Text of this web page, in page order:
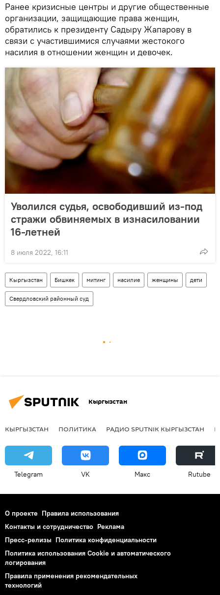
Ранее кризисные центры и другие общественные
организации, защищающие права женщин,
обратились к президенту Садыру Жапарову в
связи с участившимися случаями жестокого
насилия в отношении женщин и девочек.
Уволился судья, освободивший из-под
стражи обвиняемых в изнасиловании
16-летней
8 июля 2022, 16:11
Кыргызстан Бишкек митинг насилие женщины дети
Свердловский районный суд
Кыргызстан
КЫРГЫЗСТАН ПОЛИТИКА РАДИО SPUTNIK КЫРГЫЗСТАН
Telegram VK Макс Rutube
О проекте Правила использования
Контакты и сотрудничество Реклама
Пресс-релизы Политика конфиденциальности
Политика использования Cookie и автоматического
логирования
Правила применения рекомендательных
технологий